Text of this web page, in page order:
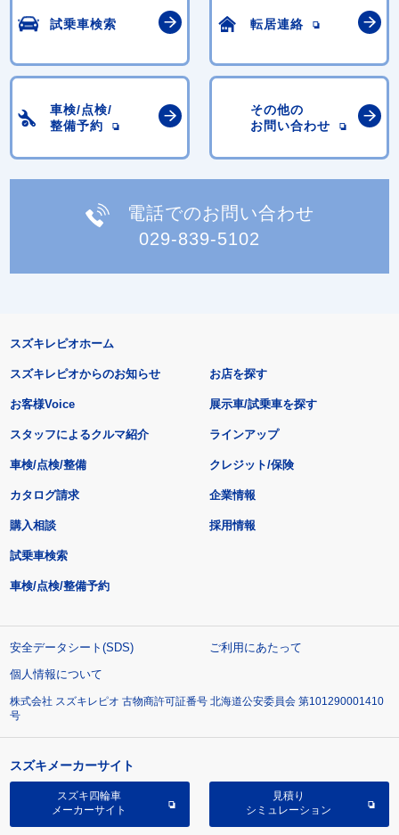
試乗車検索 転居連絡
車検/点検/
整備予約
その他の
お問い合わせ
電話でのお問い合わせ
029-839-5102
スズキレピオホーム
スズキレピオからのお知らせ
お客様Voice
スタッフによるクルマ紹介
お店を探す
展示車/試乗車を探す
ラインアップ
車検/点検/整備 クレジット/保険
カタログ請求
購入相談
試乗車検索
車検/点検/整備予約
企業情報
採用情報
安全データシート(SDS)
ご利用にあたって
個人情報について
株式会社 スズキレピオ 古物商許可証番号 北海道公安委員会 第101290001410
号
スズキメーカーサイト
スズキ四輪車
メーカーサイト
見積り
シミュレーション